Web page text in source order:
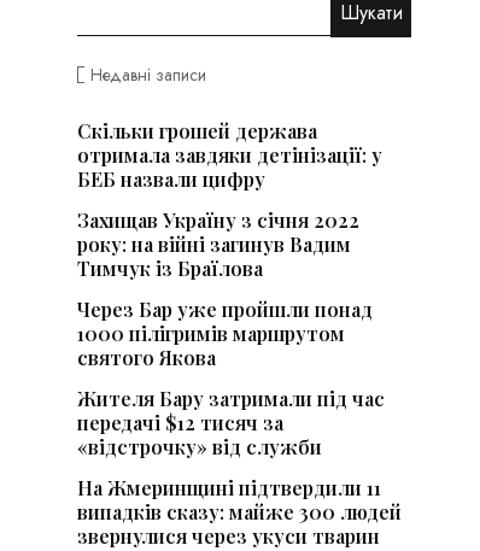
Недавні записи
Скільки грошей держава
отримала завдяки детінізації: у
БЕБ назвали цифру
Захищав Україну з січня 2022
року: на війні загинув Вадим
Тимчук із Браїлова
Через Бар уже пройшли понад
1000 пілігримів маршрутом
святого Якова
Жителя Бару затримали під час
передачі $12 тисяч за
«відстрочку» від служби
На Жмеринщині підтвердили 11
випадків сказу: майже 300 людей
звернулися через укуси тварин